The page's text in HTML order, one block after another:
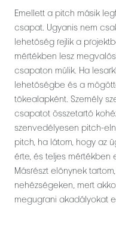
Emellett a pitch másik
csapat. Ugyanis nem
lehetőség rejlik a
mértékben lesz
csapaton múlik. Ha
lehetőségbe és a
tőkealapként. Személy
csapatot összetartó
szenvedélyesen pitch-
pitch, ha látom, hogy az
érte, és teljes mértékben
Másrészt előnynek
nehézségeken, mert
megugrani akadályokat